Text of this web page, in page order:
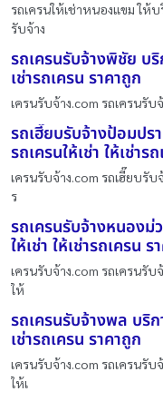
รถเครนให้เช่าหนองแขม ให้
รับจ้าง
รถเครนรับจ้างพิชัย บริ
เช่ารถเครน ราคาถูก
เครนรับจ้าง.com รถเครนรับ
รถเฮี๊ยบรับจ้างป้อมปร
รถเครนให้เช่า ให้เช่าร
เครนรับจ้าง.com รถเฮี๊ยบรั
ร
รถเครนรับจ้างหนองม่
ให้เช่า ให้เช่ารถเครน ร
เครนรับจ้าง.com รถเครนรับ
ให้
รถเครนรับจ้างพล บริก
เช่ารถเครน ราคาถูก
เครนรับจ้าง.com รถเครนรับ
ให้เ